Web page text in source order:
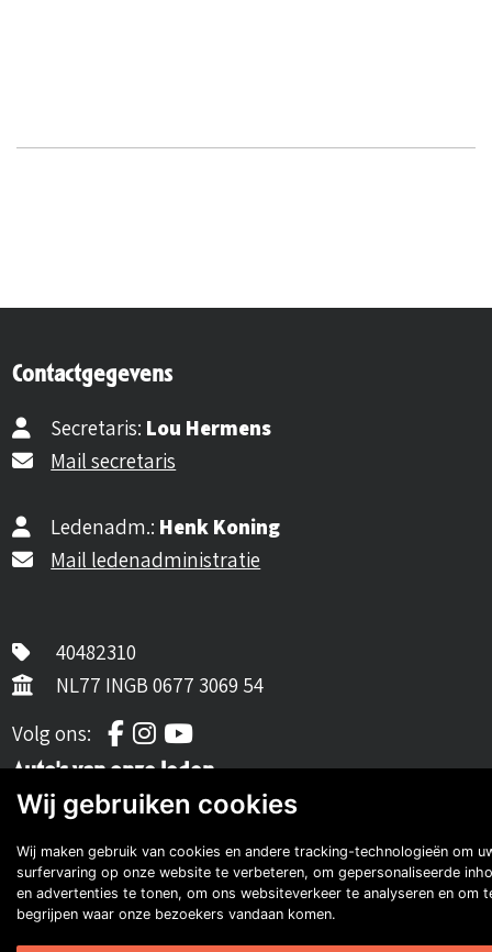
Contactgegevens
Secretaris: Lou Hermens
Mail secretaris
Ledenadm.: Henk Koning
Mail ledenadministratie
40482310
NL77 INGB 0677 3069 54
Volg ons:
Volg ons op Facebook
Volg ons op Instagram
Volg ons op YouTube
Auto's van onze leden
Wij gebruiken cookies
Wij maken gebruik van cookies en andere tracking-technologieën om
surfervaring op onze website te verbeteren, om gepersonaliseerde
en advertenties te tonen, om ons websiteverkeer te analyseren en om
begrijpen waar onze bezoekers vandaan komen.